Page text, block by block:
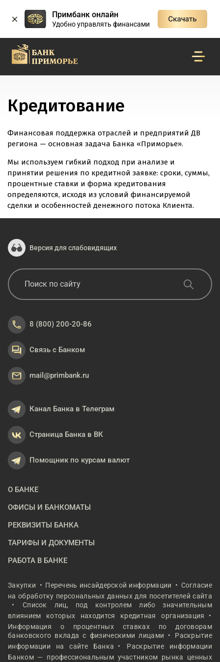
Примбанк онлайн
Удобно управлять финансами
Кредитование
Финансовая поддержка отраслей и предприятий ДВ
региона — основная задача Банка «Приморье».
Мы используем гибкий подход при анализе и
принятии решения по кредитной заявке: сроки, суммы,
процентные ставки и форма кредитования
определяются, исходя из условий финансируемой
сделки и особенностей денежного потока Клиента.
Версия для слабовидящих
8 (800) 200-20-86
Связь с Банком
mail@primbank.ru
Канал Банка в Телеграм
Страница Банка в ВК
Помощник по курсам валют
О БАНКЕ
ОФИСЫ И БАНКОМАТЫ
РЕКВИЗИТЫ БАНКА
ТАРИФЫ И ДОКУМЕНТЫ
РАБОТА В БАНКЕ
Закупки Перечень инсайдерской информации
Согласие
на обработку персональных данных для посетителей сайта
Список лиц, под контролем либо значительным
влиянием которых находится кредитная организация
Информация о процентных ставках по договорам
банковского вклада с физическими лицами
Раскрытие
информации на сайте Банка
Раскрытие информации
Банком — профессиональным участником рынка ценных